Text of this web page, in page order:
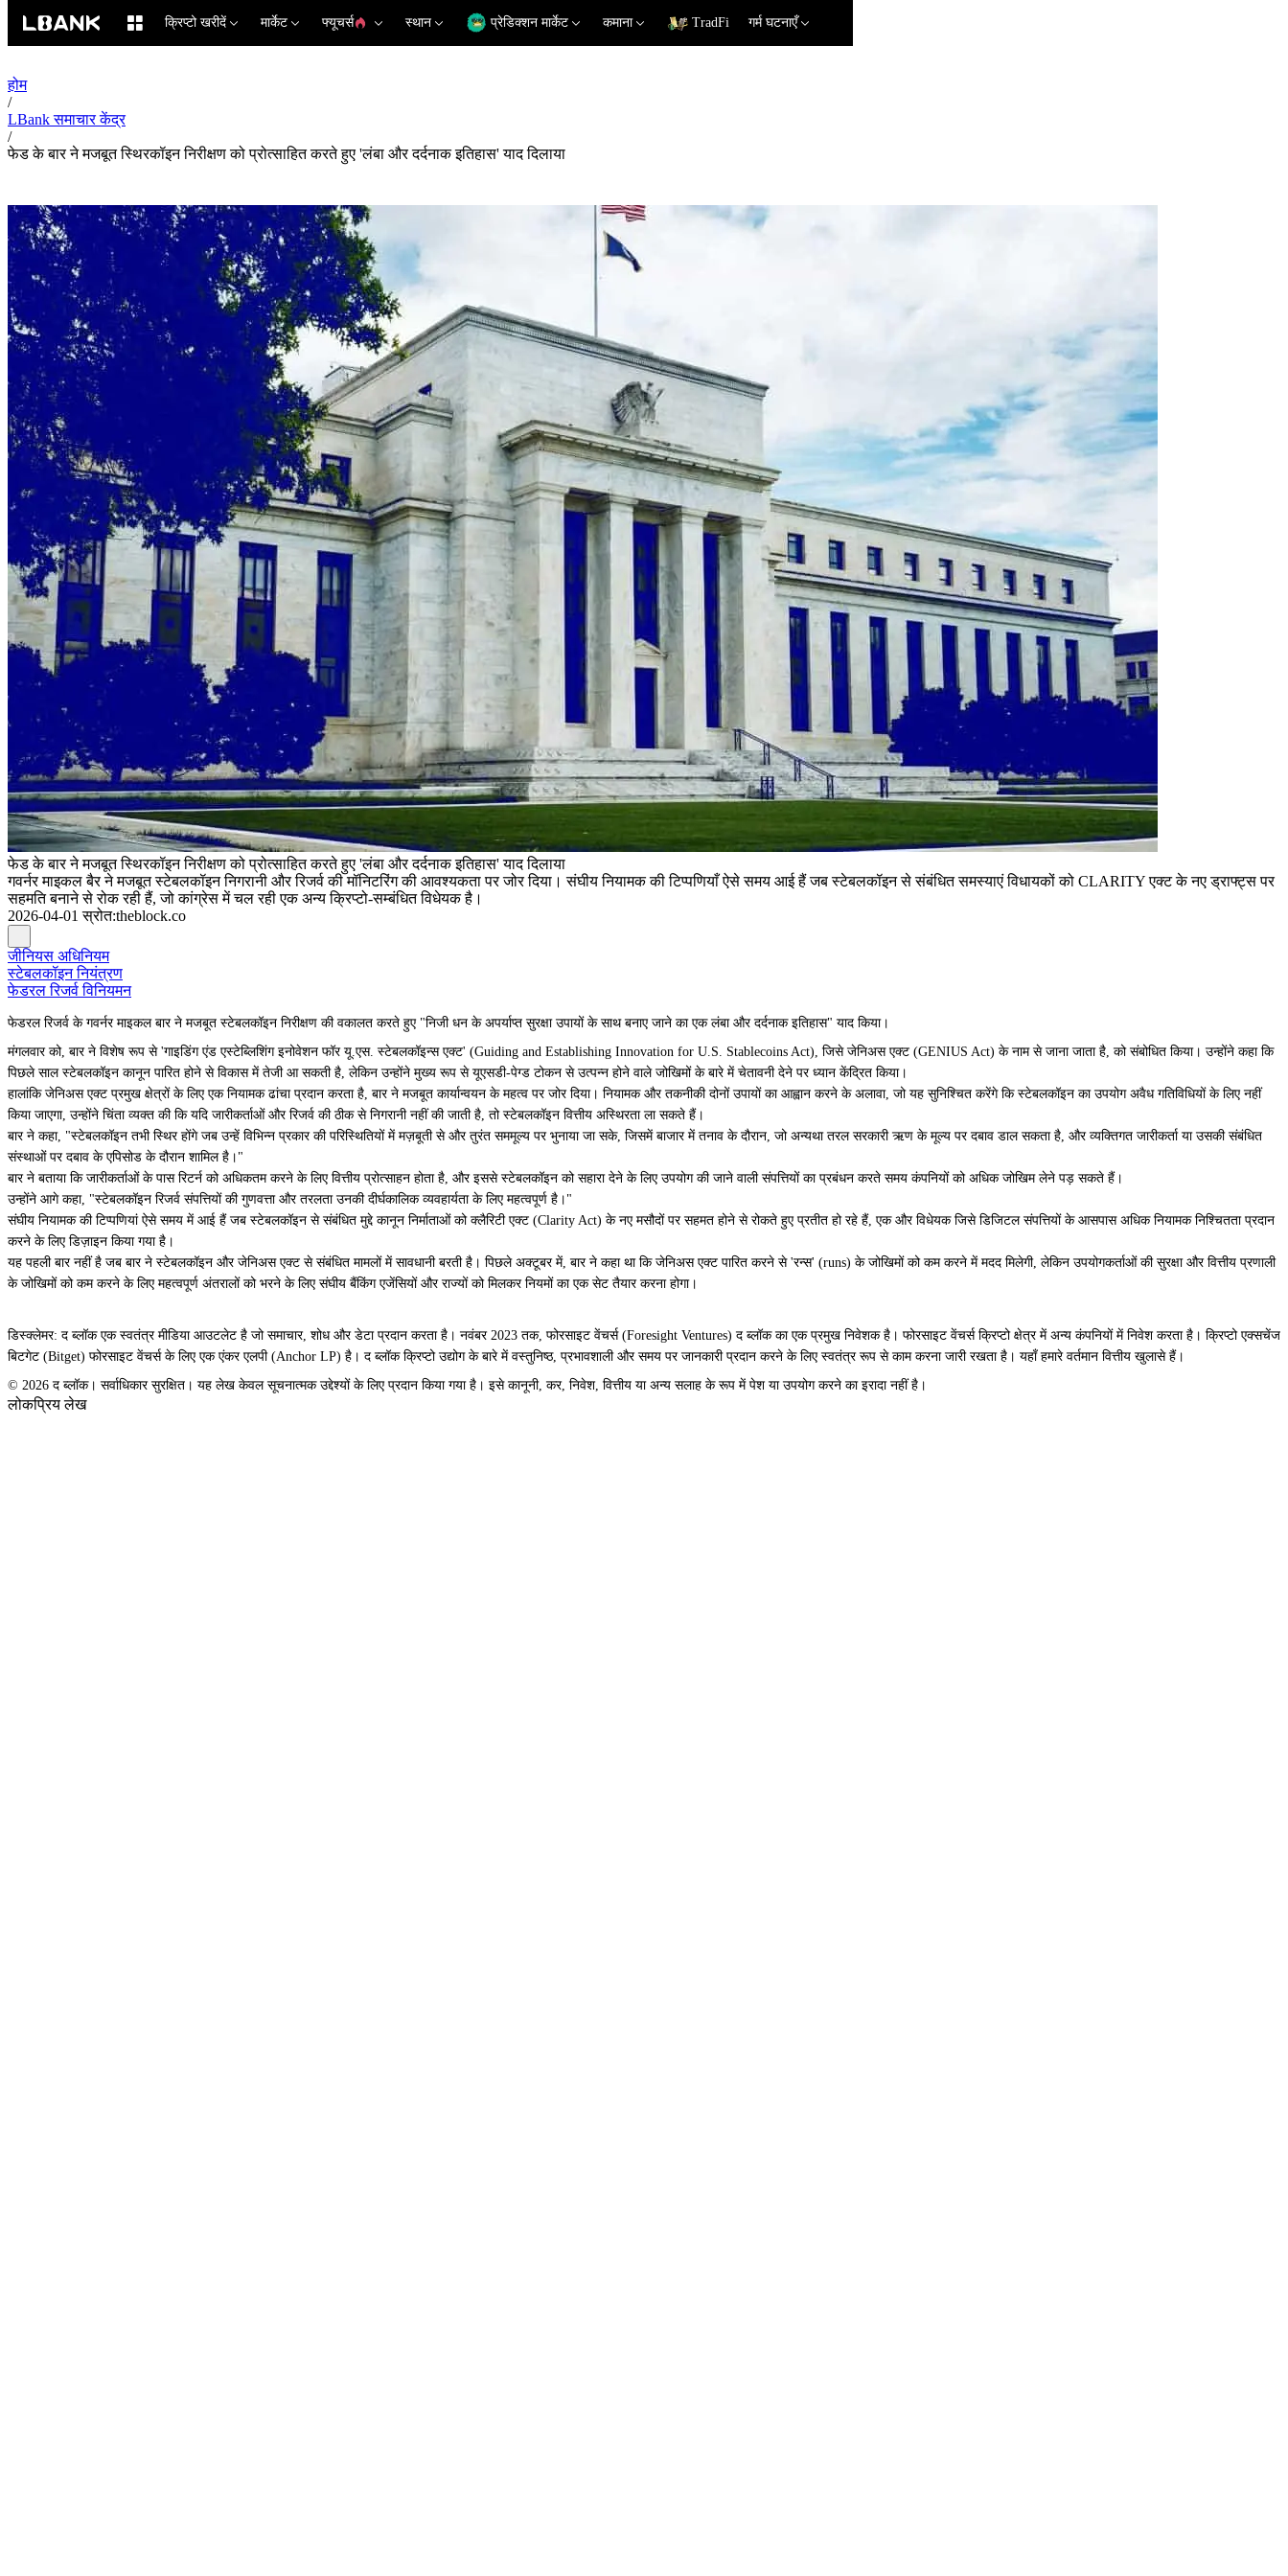
क्रिप्टो खरीदें मार्केट फ्यूचर्स स्थान प्रेडिक्शन मार्केट कमाना TradFi गर्म घटनाएँ
होम
/
LBank समाचार केंद्र
/
फेड के बार ने मजबूत स्थिरकॉइन निरीक्षण को प्रोत्साहित करते हुए 'लंबा और दर्दनाक इतिहास' याद दिलाया
फेड के बार ने मजबूत स्थिरकॉइन निरीक्षण को प्रोत्साहित करते हुए 'लंबा और दर्दनाक इतिहास' याद दिलाया
गवर्नर माइकल बैर ने मजबूत स्टेबलकॉइन निगरानी और रिजर्व की मॉनिटरिंग की आवश्यकता पर जोर दिया। संघीय नियामक की टिप्पणियाँ ऐसे समय आई हैं जब स्टेबलकॉइन से संबंधित समस्याएं विधायकों को CLARITY एक्ट के नए ड्राफ्ट्स पर
सहमति बनाने से रोक रही हैं, जो कांग्रेस में चल रही एक अन्य क्रिप्टो-सम्बंधित विधेयक है।
2026-04-01 स्रोत:theblock.co
जीनियस अधिनियम
स्टेबलकॉइन नियंत्रण
फेडरल रिजर्व विनियमन
फेडरल रिजर्व के गवर्नर माइकल बार ने मजबूत स्टेबलकॉइन निरीक्षण की वकालत करते हुए "निजी धन के अपर्याप्त सुरक्षा उपायों के साथ बनाए जाने का एक लंबा और दर्दनाक इतिहास" याद किया।
मंगलवार को, बार ने विशेष रूप से 'गाइडिंग एंड एस्टेब्लिशिंग इनोवेशन फॉर यू.एस. स्टेबलकॉइन्स एक्ट' (Guiding and Establishing Innovation for U.S. Stablecoins Act), जिसे जेनिअस एक्ट (GENIUS Act) के नाम से जाना जाता है, को संबोधित किया। उन्होंने कहा कि
पिछले साल स्टेबलकॉइन कानून पारित होने से विकास में तेजी आ सकती है, लेकिन उन्होंने मुख्य रूप से यूएसडी-पेग्ड टोकन से उत्पन्न होने वाले जोखिमों के बारे में चेतावनी देने पर ध्यान केंद्रित किया।
हालांकि जेनिअस एक्ट प्रमुख क्षेत्रों के लिए एक नियामक ढांचा प्रदान करता है, बार ने मजबूत कार्यान्वयन के महत्व पर जोर दिया। नियामक और तकनीकी दोनों उपायों का आह्वान करने के अलावा, जो यह सुनिश्चित करेंगे कि स्टेबलकॉइन का उपयोग अवैध गतिविधियों के लिए नहीं
किया जाएगा, उन्होंने चिंता व्यक्त की कि यदि जारीकर्ताओं और रिजर्व की ठीक से निगरानी नहीं की जाती है, तो स्टेबलकॉइन वित्तीय अस्थिरता ला सकते हैं।
बार ने कहा, "स्टेबलकॉइन तभी स्थिर होंगे जब उन्हें विभिन्न प्रकार की परिस्थितियों में मज़बूती से और तुरंत सममूल्य पर भुनाया जा सके, जिसमें बाजार में तनाव के दौरान, जो अन्यथा तरल सरकारी ऋण के मूल्य पर दबाव डाल सकता है, और व्यक्तिगत जारीकर्ता या उसकी संबंधित
संस्थाओं पर दबाव के एपिसोड के दौरान शामिल है।"
बार ने बताया कि जारीकर्ताओं के पास रिटर्न को अधिकतम करने के लिए वित्तीय प्रोत्साहन होता है, और इससे स्टेबलकॉइन को सहारा देने के लिए उपयोग की जाने वाली संपत्तियों का प्रबंधन करते समय कंपनियों को अधिक जोखिम लेने पड़ सकते हैं।
उन्होंने आगे कहा, "स्टेबलकॉइन रिजर्व संपत्तियों की गुणवत्ता और तरलता उनकी दीर्घकालिक व्यवहार्यता के लिए महत्वपूर्ण है।"
संघीय नियामक की टिप्पणियां ऐसे समय में आई हैं जब स्टेबलकॉइन से संबंधित मुद्दे कानून निर्माताओं को क्लैरिटी एक्ट (Clarity Act) के नए मसौदों पर सहमत होने से रोकते हुए प्रतीत हो रहे हैं, एक और विधेयक जिसे डिजिटल संपत्तियों के आसपास अधिक नियामक निश्चितता प्रदान
करने के लिए डिज़ाइन किया गया है।
यह पहली बार नहीं है जब बार ने स्टेबलकॉइन और जेनिअस एक्ट से संबंधित मामलों में सावधानी बरती है। पिछले अक्टूबर में, बार ने कहा था कि जेनिअस एक्ट पारित करने से 'रन्स' (runs) के जोखिमों को कम करने में मदद मिलेगी, लेकिन उपयोगकर्ताओं की सुरक्षा और वित्तीय प्रणाली
के जोखिमों को कम करने के लिए महत्वपूर्ण अंतरालों को भरने के लिए संघीय बैंकिंग एजेंसियों और राज्यों को मिलकर नियमों का एक सेट तैयार करना होगा।
डिस्क्लेमर: द ब्लॉक एक स्वतंत्र मीडिया आउटलेट है जो समाचार, शोध और डेटा प्रदान करता है। नवंबर 2023 तक, फोरसाइट वेंचर्स (Foresight Ventures) द ब्लॉक का एक प्रमुख निवेशक है। फोरसाइट वेंचर्स क्रिप्टो क्षेत्र में अन्य कंपनियों में निवेश करता है। क्रिप्टो एक्सचेंज
बिटगेट (Bitget) फोरसाइट वेंचर्स के लिए एक एंकर एलपी (Anchor LP) है। द ब्लॉक क्रिप्टो उद्योग के बारे में वस्तुनिष्ठ, प्रभावशाली और समय पर जानकारी प्रदान करने के लिए स्वतंत्र रूप से काम करना जारी रखता है। यहाँ हमारे वर्तमान वित्तीय खुलासे हैं।
© 2026 द ब्लॉक। सर्वाधिकार सुरक्षित। यह लेख केवल सूचनात्मक उद्देश्यों के लिए प्रदान किया गया है। इसे कानूनी, कर, निवेश, वित्तीय या अन्य सलाह के रूप में पेश या उपयोग करने का इरादा नहीं है।
लोकप्रिय लेख